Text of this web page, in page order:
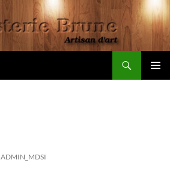
ADMIN_MDSI